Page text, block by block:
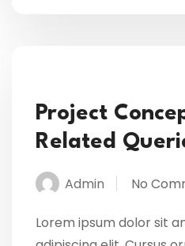
Project
Related
Admin No
Lorem ipsum dolor sit